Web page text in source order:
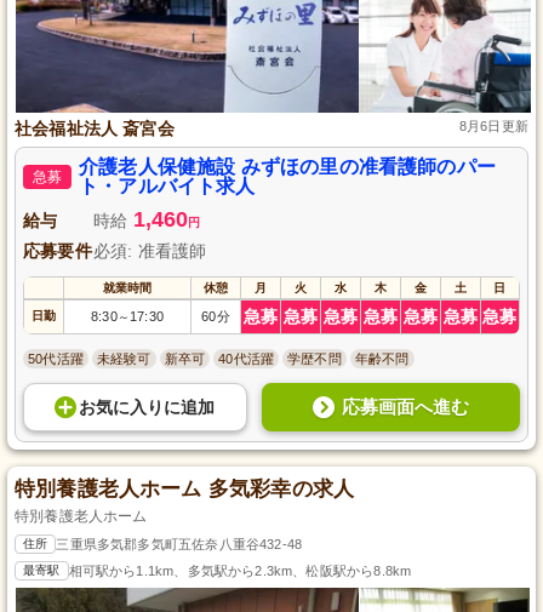
社会福祉法人 斎宮会 8月6日更新
急募
介護老人保健施設 みずほの里の准看護師のパー
ト・アルバイト求人
給与 時給 1,460円
応募要件必須: 准看護師
就業時間 休憩 月 火 水 木 金 土 日
日勤 8:30～ 17:30 60分 急募 急募 急募 急募 急募 急募 急募
50代活躍 未経験可 新卒可 40代活躍 学歴不問 年齢不問
お気に入り に追加 応募画面へ進む
特別養護老人ホーム 多気彩幸の求人
特別養護老人ホーム
住所 三重県多気郡多気町五佐奈八重谷432-48
最寄駅 相可駅から1.1km、多気駅から2.3km、松阪駅から8.8km